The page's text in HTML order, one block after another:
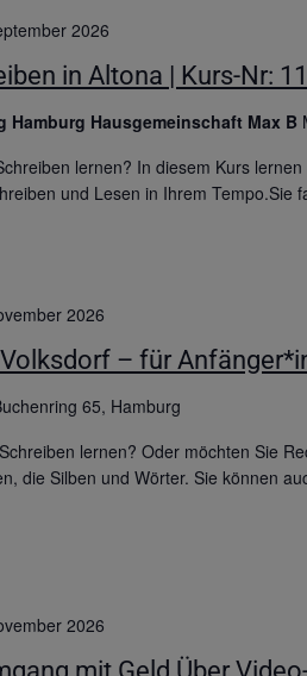
in Altona | Kurs-Nr:
2026
Hamburg Hausgemeinschaft Max B
lernen? In diesem Kurs
und Lesen in Ihrem
– für
2026
65, Hamburg
lernen? Oder möchten Sie
die Silben und Wörter. Sie können
2026